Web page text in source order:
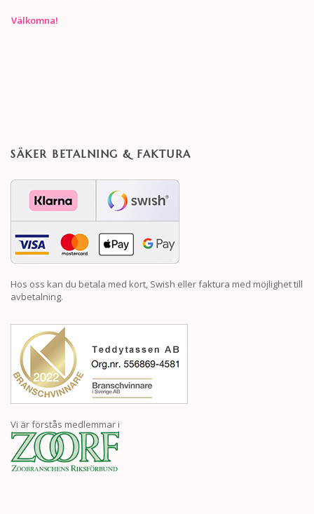
Välkomna!
SÄKER BETALNING & FAKTURA
Hos oss kan du betala med kort, Swish eller faktura med möjlighet till
avbetalning.
Vi är förstås medlemmar i